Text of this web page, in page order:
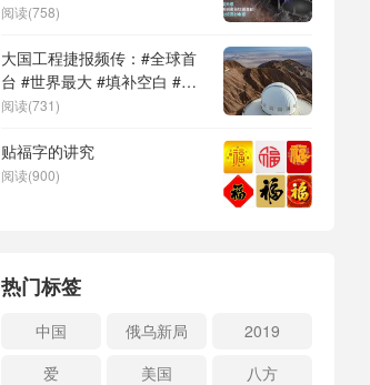
阅读(758)
大国工程捷报频传：#全球首
台 #世界最大 #填补空白 #突
破关键节点
阅读(731)
贴福字的讲究
阅读(900)
热门标签
中国 俄乌新局
2019
爱
美国
八方